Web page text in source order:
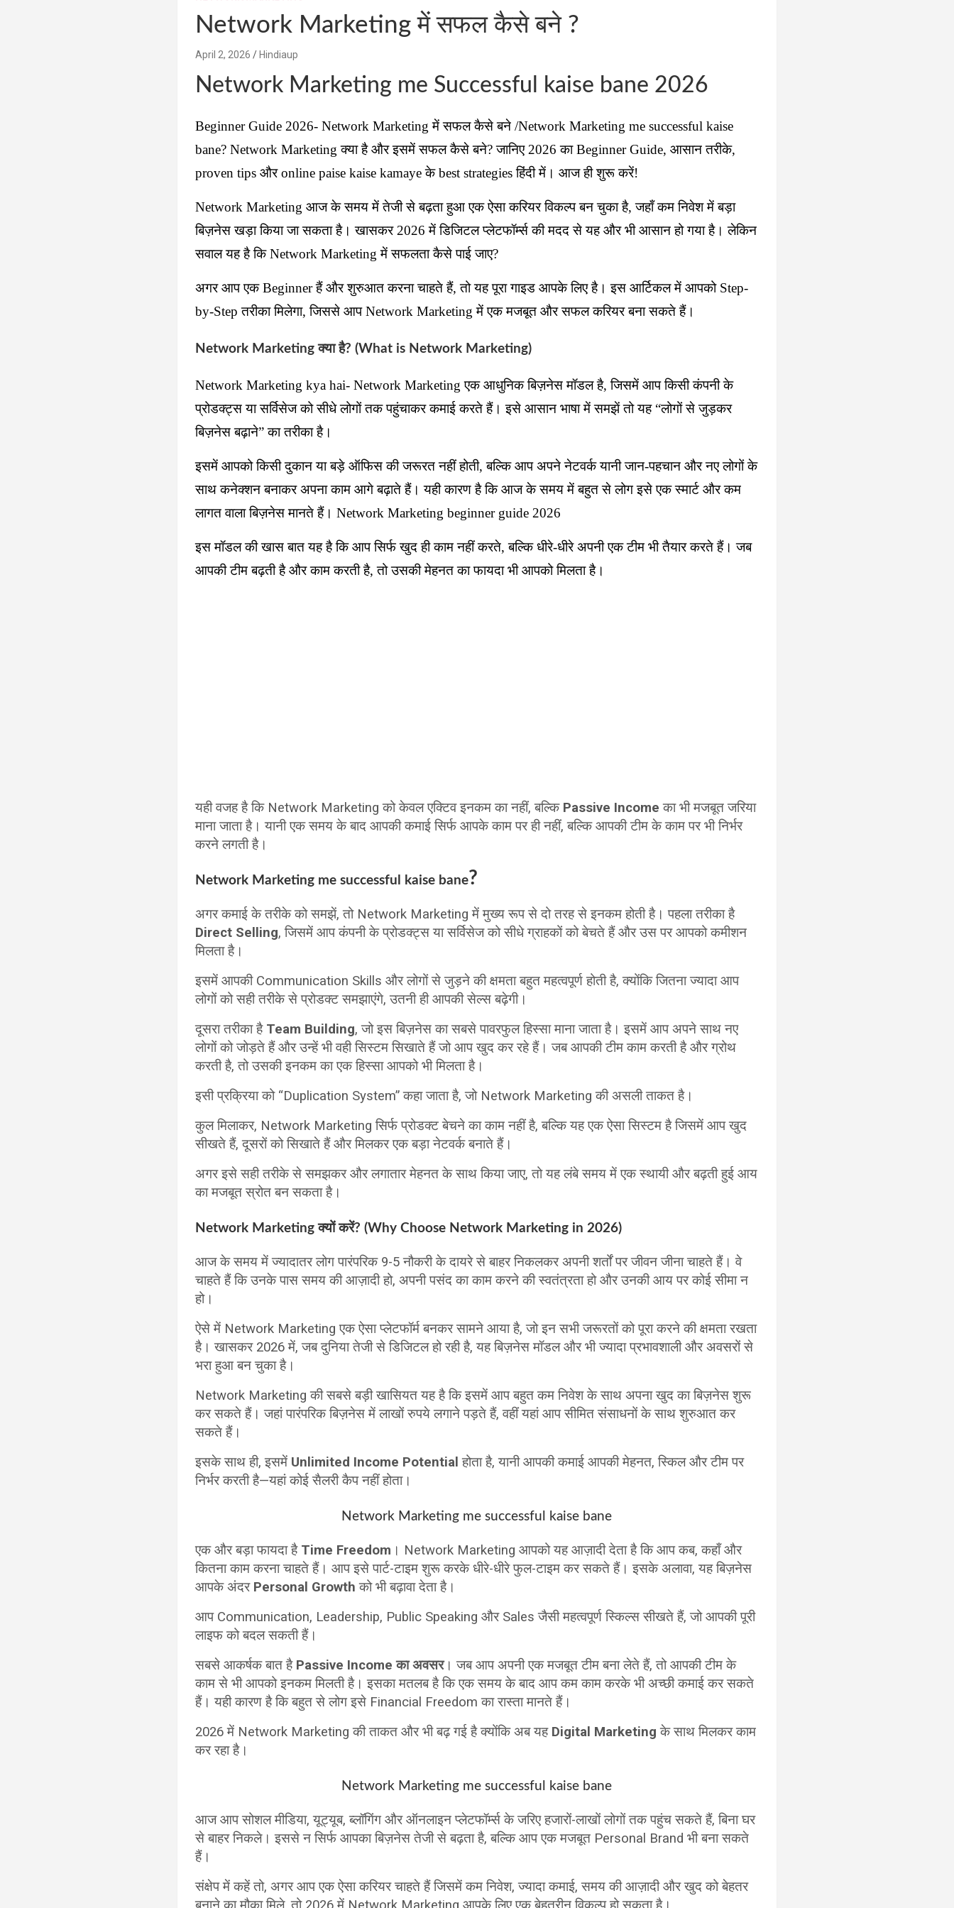
Network Marketing में सफल कैसे बने ?
April 2, 2026 Hindiaup
Network Marketing me Successful kaise bane 2026
Beginner Guide 2026- Network Marketing में सफल कैसे बने /Network Marketing me successful kaise
bane?Network Marketing क्या है और इसमें सफल कैसे बने? जानिए 2026 का Beginner Guide, आसान तरीके,
proven tips और online paise kaise kamaye के best strategies हिंदी में। आज ही शुरू करें!
Network Marketing आज के समय में तेजी से बढ़ता हुआ एक ऐसा करियर विकल्प बन चुका है, जहाँ कम निवेश में बड़ा
बिज़नेस खड़ा किया जा सकता है। खासकर 2026 में डिजिटल प्लेटफॉर्म्स की मदद से यह और भी आसान हो गया है। लेकिन
सवाल यह है कि Network Marketing में सफलता कैसे पाई जाए?
अगर आप एक Beginner हैं और शुरुआत करना चाहते हैं, तो यह पूरा गाइड आपके लिए है। इस आर्टिकल में आपको Step-
by-Step तरीका मिलेगा, जिससे आप Network Marketing में एक मजबूत और सफल करियर बना सकते हैं।
Network Marketing क्या है? (What is Network Marketing)
Network Marketing kya hai- Network Marketing एक आधुनिक बिज़नेस मॉडल है, जिसमें आप किसी कंपनी के
प्रोडक्ट्स या सर्विसेज को सीधे लोगों तक पहुंचाकर कमाई करते हैं। इसे आसान भाषा में समझें तो यह “लोगों से जुड़कर
बिज़नेस बढ़ाने” का तरीका है।
इसमें आपको किसी दुकान या बड़े ऑफिस की जरूरत नहीं होती, बल्कि आप अपने नेटवर्क यानी जान-पहचान और नए लोगों के
साथ कनेक्शन बनाकर अपना काम आगे बढ़ाते हैं। यही कारण है कि आज के समय में बहुत से लोग इसे एक स्मार्ट और कम
लागत वाला बिज़नेस मानते हैं। Network Marketing beginner guide 2026
इस मॉडल की खास बात यह है कि आप सिर्फ खुद ही काम नहीं करते, बल्कि धीरे-धीरे अपनी एक टीम भी तैयार करते हैं। जब
आपकी टीम बढ़ती है और काम करती है, तो उसकी मेहनत का फायदा भी आपको मिलता है।
यही वजह है कि Network Marketing को केवल एक्टिव इनकम का नहीं, बल्कि Passive Income का भी मजबूत जरिया
माना जाता है। यानी एक समय के बाद आपकी कमाई सिर्फ आपके काम पर ही नहीं, बल्कि आपकी टीम के काम पर भी निर्भर
करने लगती है।
Network Marketing me successful kaise bane?
अगर कमाई के तरीके को समझें, तो Network Marketing में मुख्य रूप से दो तरह से इनकम होती है। पहला तरीका है
Direct Selling, जिसमें आप कंपनी के प्रोडक्ट्स या सर्विसेज को सीधे ग्राहकों को बेचते हैं और उस पर आपको कमीशन
मिलता है।
इसमें आपकी Communication Skills और लोगों से जुड़ने की क्षमता बहुत महत्वपूर्ण होती है, क्योंकि जितना ज्यादा आप
लोगों को सही तरीके से प्रोडक्ट समझाएंगे, उतनी ही आपकी सेल्स बढ़ेगी।
दूसरा तरीका है Team Building, जो इस बिज़नेस का सबसे पावरफुल हिस्सा माना जाता है। इसमें आप अपने साथ नए
लोगों को जोड़ते हैं और उन्हें भी वही सिस्टम सिखाते हैं जो आप खुद कर रहे हैं। जब आपकी टीम काम करती है और ग्रोथ
करती है, तो उसकी इनकम का एक हिस्सा आपको भी मिलता है।
इसी प्रक्रिया को “Duplication System” कहा जाता है, जो Network Marketing की असली ताकत है।
कुल मिलाकर, Network Marketing सिर्फ प्रोडक्ट बेचने का काम नहीं है, बल्कि यह एक ऐसा सिस्टम है जिसमें आप खुद
सीखते हैं, दूसरों को सिखाते हैं और मिलकर एक बड़ा नेटवर्क बनाते हैं।
अगर इसे सही तरीके से समझकर और लगातार मेहनत के साथ किया जाए, तो यह लंबे समय में एक स्थायी और बढ़ती हुई आय
का मजबूत स्रोत बन सकता है।
Network Marketing क्यों करें? (Why Choose Network Marketing in 2026)
आज के समय में ज्यादातर लोग पारंपरिक 9-5 नौकरी के दायरे से बाहर निकलकर अपनी शर्तों पर जीवन जीना चाहते हैं। वे
चाहते हैं कि उनके पास समय की आज़ादी हो, अपनी पसंद का काम करने की स्वतंत्रता हो और उनकी आय पर कोई सीमा न
हो।
ऐसे में Network Marketing एक ऐसा प्लेटफॉर्म बनकर सामने आया है, जो इन सभी जरूरतों को पूरा करने की क्षमता रखता
है। खासकर 2026 में, जब दुनिया तेजी से डिजिटल हो रही है, यह बिज़नेस मॉडल और भी ज्यादा प्रभावशाली और अवसरों से
भरा हुआ बन चुका है।
Network Marketing की सबसे बड़ी खासियत यह है कि इसमें आप बहुत कम निवेश के साथ अपना खुद का बिज़नेस शुरू
कर सकते हैं। जहां पारंपरिक बिज़नेस में लाखों रुपये लगाने पड़ते हैं, वहीं यहां आप सीमित संसाधनों के साथ शुरुआत कर
सकते हैं।
इसके साथ ही, इसमें Unlimited Income Potential होता है, यानी आपकी कमाई आपकी मेहनत, स्किल और टीम पर
निर्भर करती है—यहां कोई सैलरी कैप नहीं होता।
Network Marketing me successful kaise bane
एक और बड़ा फायदा है Time Freedom । Network Marketing आपको यह आज़ादी देता है कि आप कब, कहाँ और
कितना काम करना चाहते हैं। आप इसे पार्ट-टाइम शुरू करके धीरे-धीरे फुल-टाइम कर सकते हैं। इसके अलावा, यह बिज़नेस
आपके अंदर Personal Growth को भी बढ़ावा देता है।
आप Communication, Leadership, Public Speaking और Sales जैसी महत्वपूर्ण स्किल्स सीखते हैं, जो आपकी पूरी
लाइफ को बदल सकती हैं।
सबसे आकर्षक बात है Passive Income का अवसर। जब आप अपनी एक मजबूत टीम बना लेते हैं, तो आपकी टीम के
काम से भी आपको इनकम मिलती है। इसका मतलब है कि एक समय के बाद आप कम काम करके भी अच्छी कमाई कर सकते
हैं। यही कारण है कि बहुत से लोग इसे Financial Freedom का रास्ता मानते हैं।
2026 में Network Marketing की ताकत और भी बढ़ गई है क्योंकि अब यह Digital Marketing के साथ मिलकर काम
कर रहा है।
Network Marketing me successful kaise bane
आज आप सोशल मीडिया, यूट्यूब, ब्लॉगिंग और ऑनलाइन प्लेटफॉर्म्स के जरिए हजारों-लाखों लोगों तक पहुंच सकते हैं, बिना घर
से बाहर निकले। इससे न सिर्फ आपका बिज़नेस तेजी से बढ़ता है, बल्कि आप एक मजबूत Personal Brand भी बना सकते
हैं।
संक्षेप में कहें तो, अगर आप एक ऐसा करियर चाहते हैं जिसमें कम निवेश, ज्यादा कमाई, समय की आज़ादी और खुद को बेहतर